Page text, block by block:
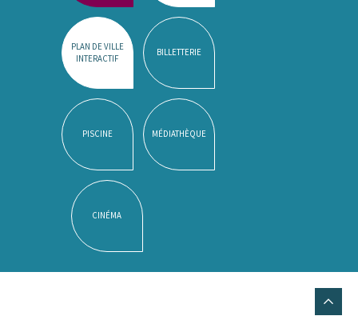
PLAN DE VILLE
INTERACTIF
BILLETTERIE
PISCINE MÉDIATHÈQUE
CINÉMA